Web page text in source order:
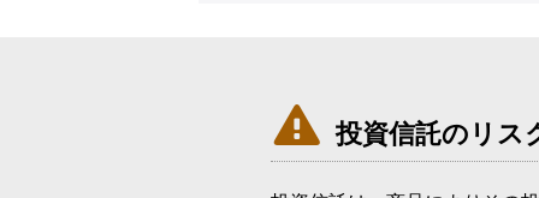
 投資信託のリス